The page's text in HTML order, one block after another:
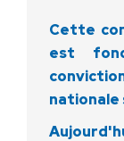
Cette
est
nationale